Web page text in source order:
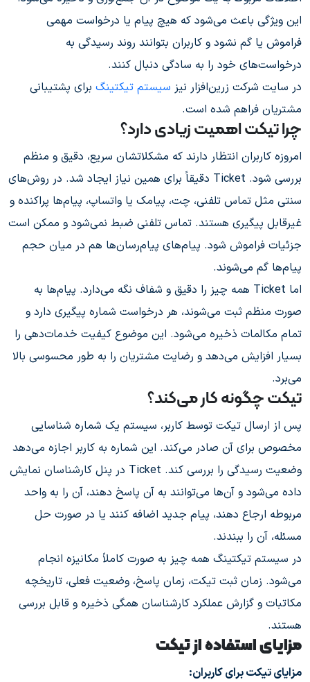
این ویژگی باعث می‌شود که هیچ پیام یا درخواست مهمی
فراموش یا گم نشود و کاربران بتوانند روند رسیدگی به
درخواست‌های خود را به سادگی دنبال کنند.
در سایت شرکت زرین‌افزار نیز سیستم تیکتینگ برای پشتیبانی
مشتریان فراهم شده است.
چرا تیکت اهمیت زیادی دارد؟
امروزه کاربران انتظار دارند که مشکلاتشان سریع، دقیق و منظم
بررسی شود. Ticket دقیقاً برای همین نیاز ایجاد شد. در روش‌های
سنتی مثل تماس تلفنی، چت، پیامک یا واتساپ، پیام‌ها پراکنده و
غیرقابل پیگیری هستند. تماس تلفنی ضبط نمی‌شود و ممکن است
جزئیات فراموش شود. پیام‌های پیام‌رسان‌ها هم در میان حجم
پیام‌ها گم می‌شوند.
اما Ticket همه چیز را دقیق و شفاف نگه می‌دارد. پیام‌ها به
صورت منظم ثبت می‌شوند، هر درخواست شماره پیگیری دارد و
تمام مکالمات ذخیره می‌شود. این موضوع کیفیت خدمات‌دهی را
بسیار افزایش می‌دهد و رضایت مشتریان را به طور محسوسی بالا
می‌برد.
تیکت چگونه کار می‌کند؟
پس از ارسال تیکت توسط کاربر، سیستم یک شماره شناسایی
مخصوص برای آن صادر می‌کند. این شماره به کاربر اجازه می‌دهد
وضعیت رسیدگی را بررسی کند. Ticket در پنل کارشناسان نمایش
داده می‌شود و آن‌ها می‌توانند به آن پاسخ دهند، آن را به واحد
مربوطه ارجاع دهند، پیام جدید اضافه کنند یا در صورت حل
مسئله، آن را ببندند.
در سیستم تیکتینگ همه چیز به صورت کاملاً مکانیزه انجام
می‌شود. زمان ثبت تیکت، زمان پاسخ، وضعیت فعلی، تاریخچه
مکاتبات و گزارش عملکرد کارشناسان همگی ذخیره و قابل بررسی
هستند.
مزایای استفاده از تیکت
مزایای تیکت برای کاربران: